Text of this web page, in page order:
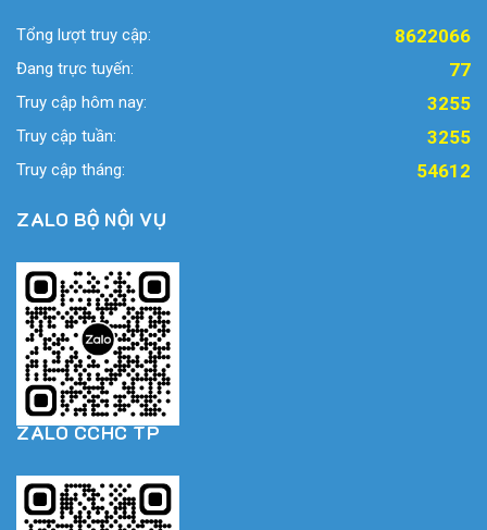
Tổng lượt truy cập: 8622066
Đang trực tuyến: 77
Truy cập hôm nay: 3255
Truy cập tuần: 3255
Truy cập tháng: 54612
ZALO BỘ NỘI VỤ
ZALO CCHC TP